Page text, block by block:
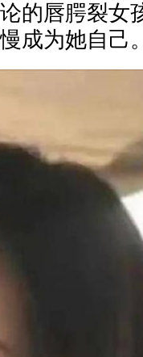
的唇腭裂女
成为她自己